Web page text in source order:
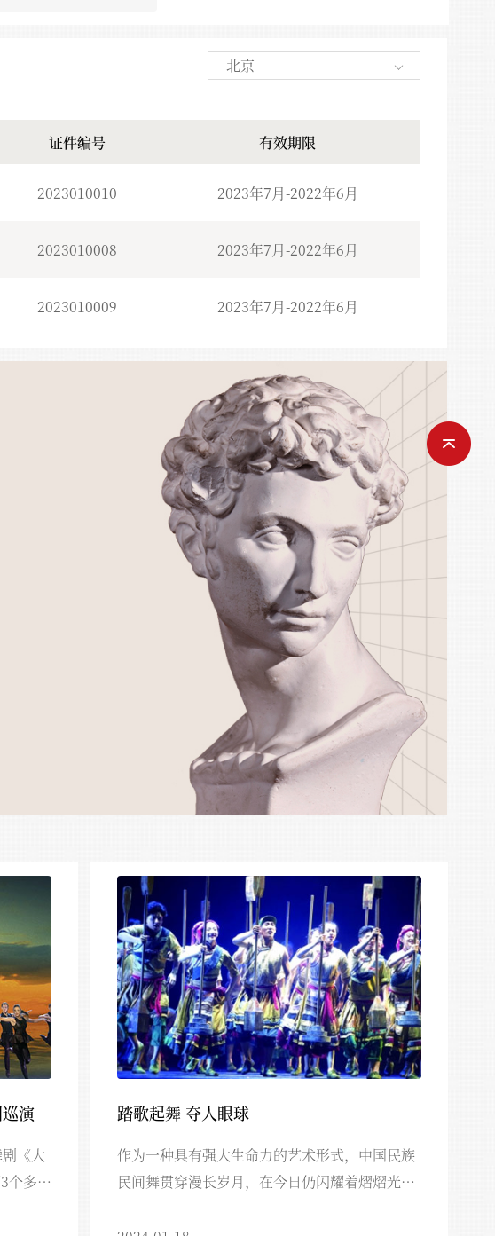
北京
证件编号 有效期限
2023010010 2023年7月-2022年6月
2023010008 2023年7月-2022年6月
2023010009 2023年7月-2022年6月
演
《大
个多月
踏歌起舞 夺人眼球
作为一种具有强大生命力的艺术形式，中国民族
民间舞贯穿漫长岁月，在今日仍闪耀着熠熠光